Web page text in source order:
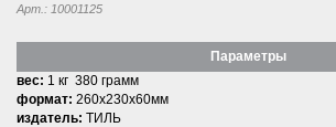
Арт.: 10001125
Параметры
вес: 1 кг 380 грамм
формат: 260x230x60мм
издатель: ТИЛЬ